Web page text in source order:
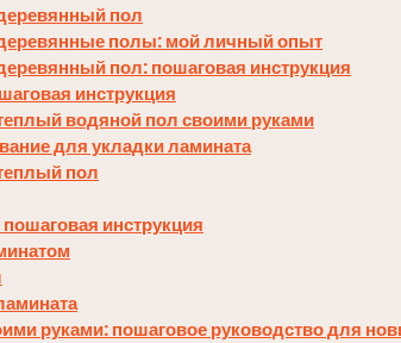
пол
полы: мой личный опыт
пол: пошаговая инструкция
инструкция
водяной пол своими руками
для укладки ламината
пол
инструкция
руками: пошаговое руководство для